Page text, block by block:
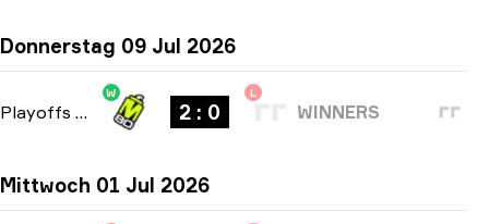
Donnerstag 09 Jul 2026
Playoffs bo3
W
2 : 0
L
WINNERS
Mittwoch 01 Jul 2026